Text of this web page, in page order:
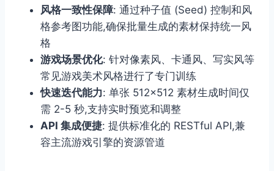
风格一致性保障: 通过种子值 (Seed) 控制和风
格参考图功能,确保批量生成的素材保持统一风
格
游戏场景优化: 针对像素风、卡通风、写实风等
常见游戏美术风格进行了专门训练
快速迭代能力: 单张 512×512 素材生成时间仅
需 2-5 秒,支持实时预览和调整
API 集成便捷: 提供标准化的 RESTful API,兼
容主流游戏引擎的资源管道